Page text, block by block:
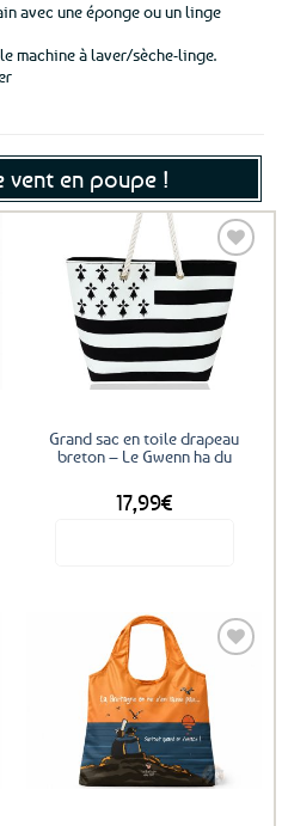
avec une éponge ou un linge
machine à laver/sèche-linge.
vent en poupe !
Ajouter
aux
favoris
Grand sac en toile drapeau
breton – Le Gwenn ha du
17,99€
Ajouter
favoris